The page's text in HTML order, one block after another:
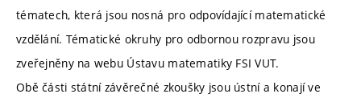
tématech, která jsou nosná pro odpovídající matematické
vzdělání. Tématické okruhy pro odbornou rozpravu jsou
zveřejněny na webu Ústavu matematiky FSI VUT.
Obě části státní závěrečné zkoušky jsou ústní a konají ve